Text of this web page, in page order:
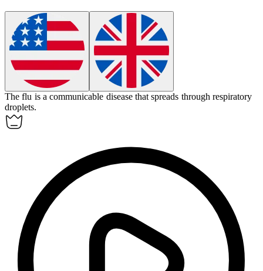
The flu is a communicable disease that spreads through respiratory
droplets.